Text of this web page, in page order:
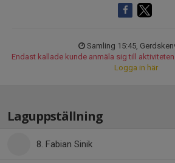
Samling 15:45,
Endast kallade kunde anmäla sig till
Logga in här
Laguppställning
8. Fabian Sinik